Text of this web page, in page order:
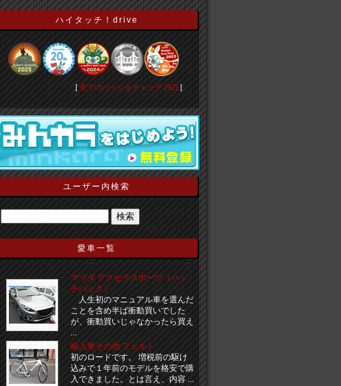
ハイタッチ！drive
[ 全てのバッジをチェック (92) ]
ユーザー内検索
愛車一覧
マツダ アクセラスポーツ（ハッ
チバック）
人生初のマニュアル車を選んだ
ことを含め半ば衝動買いでした
が、衝動買いじゃなかったら買え
...
輸入車その他 フェルト
初のロードです。 増税前の駆け
込みで１年前のモデルを格安で購
入できました。とは言え、内容 ...